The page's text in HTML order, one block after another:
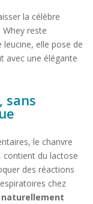
la célèbre
reste
elle pose de
avec une élégante
sans
le chanvre
contient du lactose
des réactions
chez
naturellement